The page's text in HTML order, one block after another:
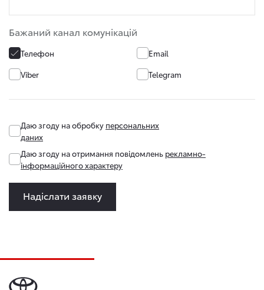
Бажаний канал комунікацій
Телефон
Email
Viber
Telegram
Даю згоду на обробку персональних
даних
Даю згоду на отримання повідомлень рекламно-
інформаційного характеру
Надіслати заявку